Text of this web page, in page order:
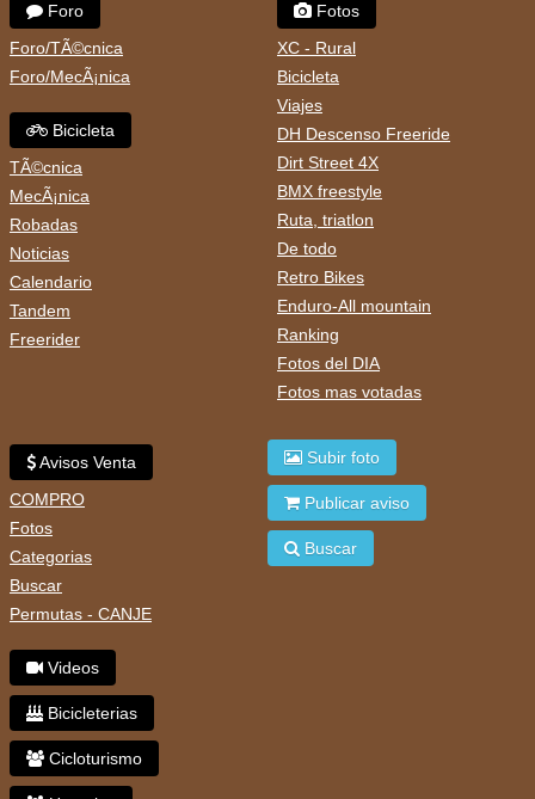
Foro
Foro/TÃ©cnica
Foro/MecÃ¡nica
Bicicleta
TÃ©cnica
MecÃ¡nica
Robadas
Noticias
Calendario
Tandem
Freerider
Fotos
XC - Rural
Bicicleta
Viajes
DH Descenso Freeride
Dirt Street 4X
BMX freestyle
Ruta, triatlon
De todo
Retro Bikes
Enduro-All mountain
Ranking
Fotos del DIA
Fotos mas votadas
Avisos Venta
COMPRO
Fotos
Categorias
Buscar
Permutas - CANJE
Videos
Bicicleterias
Cicloturismo
Subir foto
Publicar aviso
Buscar